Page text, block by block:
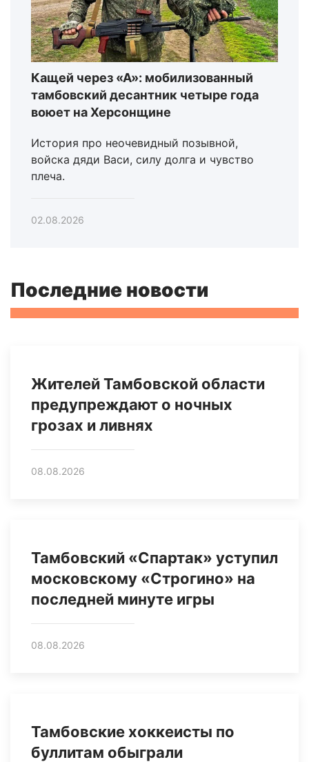
Кащей через «А»: мобилизованный
тамбовский десантник четыре года
воюет на Херсонщине
История про неочевидный позывной,
войска дяди Васи, силу долга и чувство
плеча.
02.08.2026
Последние новости
Жителей Тамбовской области
предупреждают о ночных
грозах и ливнях
08.08.2026
Тамбовский «Спартак» уступил
московскому «Строгино» на
последней минуте игры
08.08.2026
Тамбовские хоккеисты по
буллитам обыграли